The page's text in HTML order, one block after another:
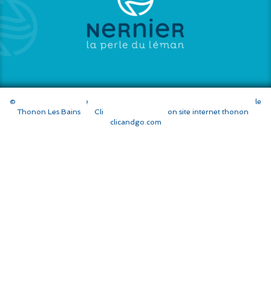
© 2026 Agence Web Thonon Les Bains
Référencement Google
Thonon Les Bains
Clic And Go
création site internet thonon
clicandgo.com